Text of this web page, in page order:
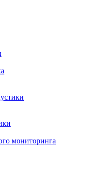
мониторинга